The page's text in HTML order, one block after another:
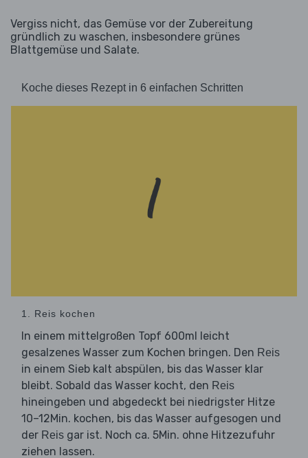
Vergiss nicht, das Gemüse vor der Zubereitung
gründlich zu waschen, insbesondere grünes
Blattgemüse und Salate.
Koche dieses Rezept in 6 einfachen Schritten
1. Reis kochen
In einem mittelgroßen Topf 600ml leicht
gesalzenes Wasser zum Kochen bringen. Den Reis
in einem Sieb kalt abspülen, bis das Wasser klar
bleibt. Sobald das Wasser kocht, den Reis
hineingeben und abgedeckt bei niedrigster Hitze
10–12Min. kochen, bis das Wasser aufgesogen und
der Reis gar ist. Noch ca. 5Min. ohne Hitzezufuhr
ziehen lassen.